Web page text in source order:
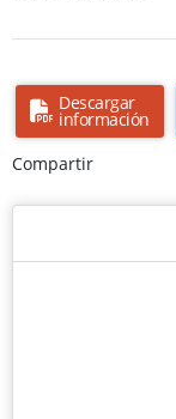
Descargar
información
Compartir